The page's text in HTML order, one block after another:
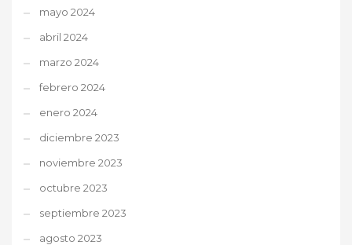
mayo 2024
abril 2024
marzo 2024
febrero 2024
enero 2024
diciembre 2023
noviembre 2023
octubre 2023
septiembre 2023
agosto 2023